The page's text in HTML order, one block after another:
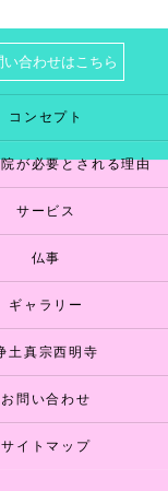
い合わせはこちら
コンセプト
が必要とされる理由
サービス
仏事
ギャラリー
土真宗西明寺
お問い合わせ
サイトマップ